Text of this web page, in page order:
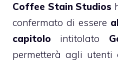
Coffee Stain Studios
confermato di essere
capitolo intitolato
permetterà agli